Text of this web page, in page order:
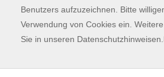
Benutzers aufzuzeichnen. Bitte
Verwendung von Cookies ein.
Sie in unseren Datenschutzhinweisen.